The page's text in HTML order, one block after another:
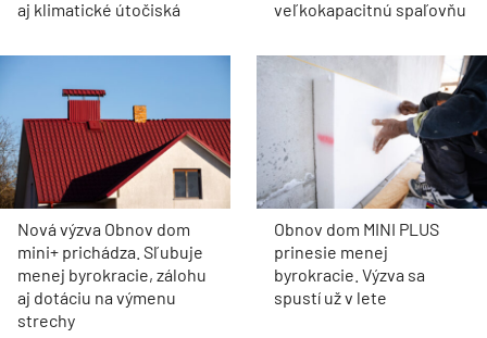
aj klimatické útočiská
veľkokapacitnú spaľovňu
Nová výzva Obnov dom
mini+ prichádza. Sľubuje
menej byrokracie, zálohu
aj dotáciu na výmenu
strechy
Obnov dom MINI PLUS
prinesie menej
byrokracie. Výzva sa
spustí už v lete